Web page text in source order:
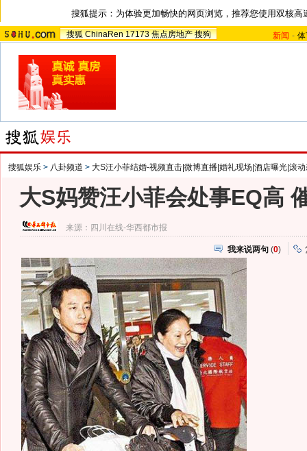
搜狐提示：为体验更加畅快的网页浏览，推荐您使用双核高
搜狐 ChinaRen 17173 焦点房地产 搜狗 新闻 -
搜狐娱乐 > 八卦频道 > 大S汪小菲结婚-视频直击|微博直播|婚礼现场|酒店曝光|滚
大S妈赞汪小菲会处事EQ高
来源： 四川在线-华西都市报
我来说两句 (0)